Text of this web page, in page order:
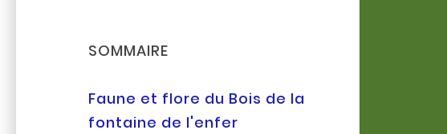
SOMMAIRE
Faune et flore du Bois de la
fontaine de l'enfer